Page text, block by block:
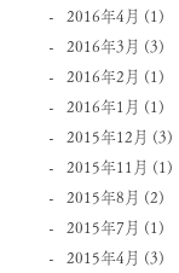
2016年4月 (1)
2016年3月 (3)
2016年2月 (1)
2016年1月 (1)
2015年12月 (3)
2015年11月 (1)
2015年8月 (2)
2015年7月 (1)
2015年4月 (3)